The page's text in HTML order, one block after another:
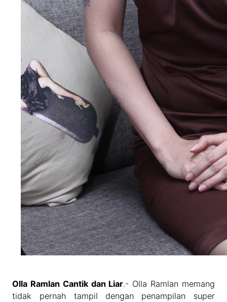
Olla Ramlan Cantik dan Liar.- Olla Ramlan memang
tidak pernah tampil dengan penampilan super